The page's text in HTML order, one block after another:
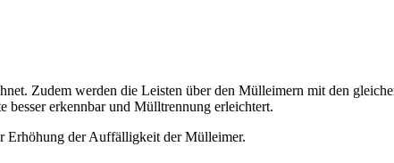
Zudem werden die Leisten über den Mülleimern mit den
erkennbar und Mülltrennung erleichtert.
Erhöhung der Auffälligkeit der Mülleimer.